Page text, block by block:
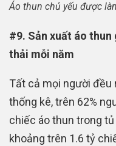
Áo thun chủ yếu được
#9. Sản xuất áo thun
thải mỗi năm
Tất cả mọi người đều
thống kê, trên 62%
chiếc áo thun trong
khoảng trên 1.6 tỷ